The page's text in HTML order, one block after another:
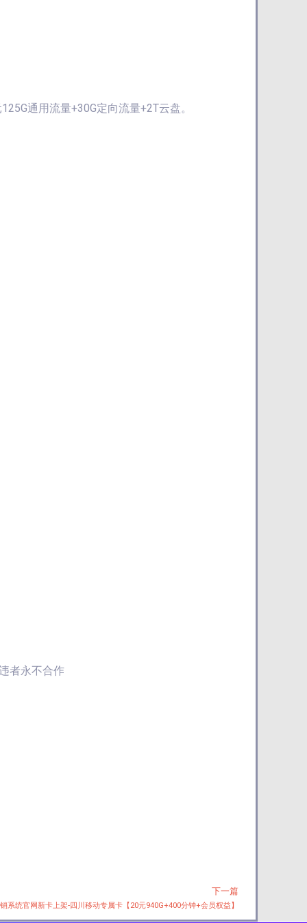
通用流量+30G定向流量+2T云盘。
者永不合作
下一篇
系统官网新卡上架-四川移动专属卡【20元940G+400分钟+会员权益】